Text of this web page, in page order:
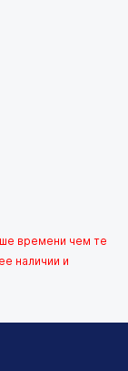
времени чем те
наличии и